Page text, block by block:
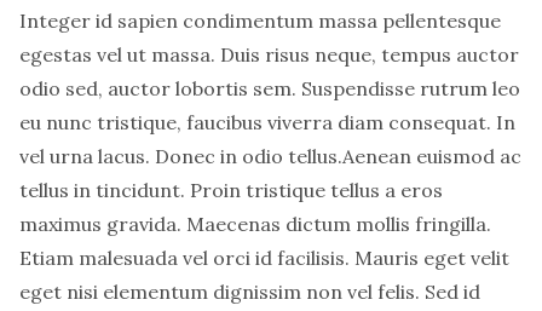
Integer id sapien condimentum massa pellentesque
egestas vel ut massa. Duis risus neque, tempus auctor
odio sed, auctor lobortis sem. Suspendisse rutrum leo
eu nunc tristique, faucibus viverra diam consequat. In
vel urna lacus. Donec in odio tellus.Aenean euismod ac
tellus in tincidunt. Proin tristique tellus a eros
maximus gravida. Maecenas dictum mollis fringilla.
Etiam malesuada vel orci id facilisis. Mauris eget velit
eget nisi elementum dignissim non vel felis. Sed id